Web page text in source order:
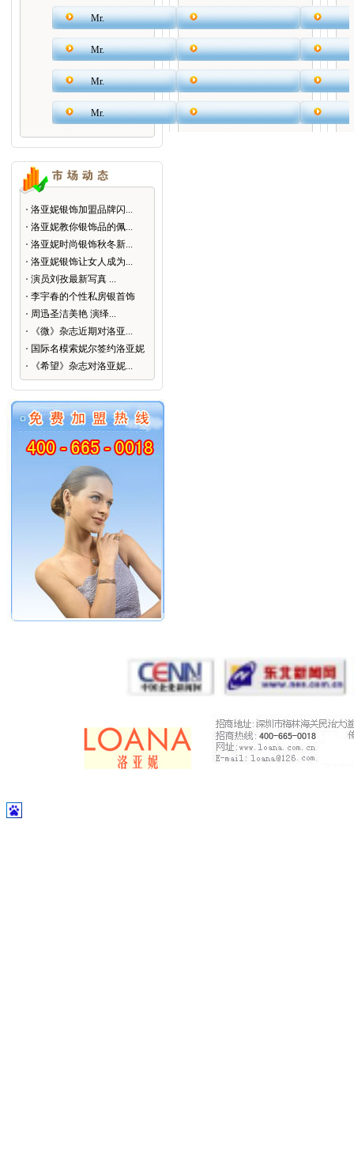
Mr.
Mr.
Mr.
Mr.
洛亚妮银饰加盟品牌闪...
洛亚妮教你银饰品的佩...
洛亚妮时尚银饰秋冬新...
洛亚妮银饰让女人成为...
演员刘孜最新写真 ...
李宇春的个性私房银首饰
周迅圣洁美艳 演绎...
《微》杂志近期对洛亚...
国际名模索妮尔签约洛亚妮
《希望》杂志对洛亚妮...